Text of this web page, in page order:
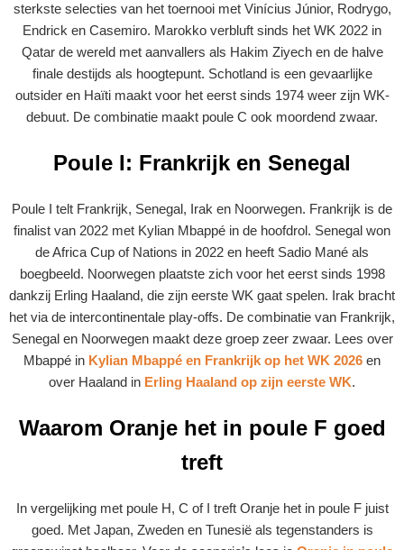
sterkste selecties van het toernooi met Vinícius Júnior, Rodrygo,
Endrick en Casemiro. Marokko verbluft sinds het WK 2022 in
Qatar de wereld met aanvallers als Hakim Ziyech en de halve
finale destijds als hoogtepunt. Schotland is een gevaarlijke
outsider en Haïti maakt voor het eerst sinds 1974 weer zijn WK-
debuut. De combinatie maakt poule C ook moordend zwaar.
Poule I: Frankrijk en Senegal
Poule I telt Frankrijk, Senegal, Irak en Noorwegen. Frankrijk is de
finalist van 2022 met Kylian Mbappé in de hoofdrol. Senegal won
de Africa Cup of Nations in 2022 en heeft Sadio Mané als
boegbeeld. Noorwegen plaatste zich voor het eerst sinds 1998
dankzij Erling Haaland, die zijn eerste WK gaat spelen. Irak bracht
het via de intercontinentale play-offs. De combinatie van Frankrijk,
Senegal en Noorwegen maakt deze groep zeer zwaar. Lees over
Mbappé in Kylian Mbappé en Frankrijk op het WK 2026 en
over Haaland in Erling Haaland op zijn eerste WK.
Waarom Oranje het in poule F goed
treft
In vergelijking met poule H, C of I treft Oranje het in poule F juist
goed. Met Japan, Zweden en Tunesië als tegenstanders is